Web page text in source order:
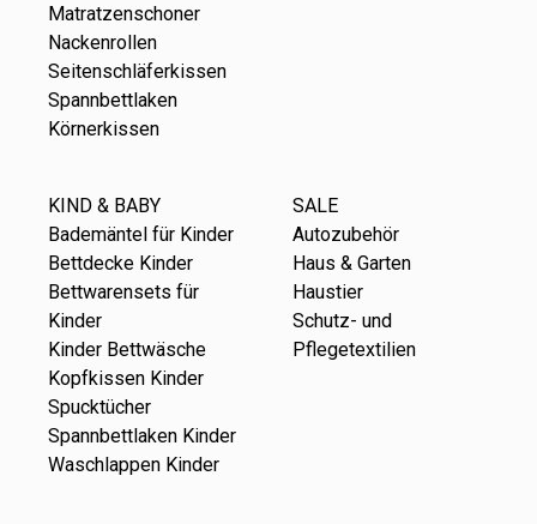
Matratzenschoner
Nackenrollen
Seitenschläferkissen
Spannbettlaken
Körnerkissen
KIND & BABY
Bademäntel für Kinder
Bettdecke Kinder
Bettwarensets für
Kinder
Kinder Bettwäsche
Kopfkissen Kinder
Spucktücher
Spannbettlaken Kinder
Waschlappen Kinder
SALE
Autozubehör
Haus & Garten
Haustier
Schutz- und
Pflegetextilien